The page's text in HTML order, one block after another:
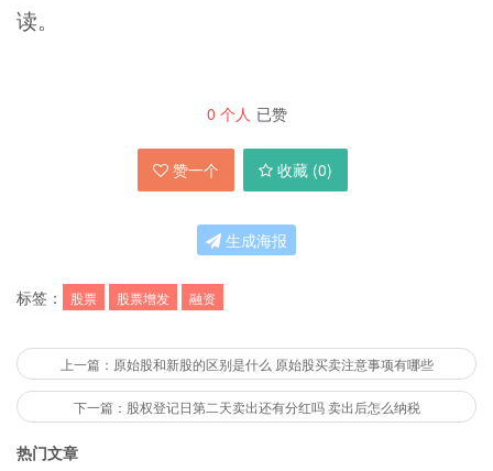
读。
0 个人 已赞
赞一个 收藏 (0)
生成海报
标签： 股票 股票增发 融资
上一篇：原始股和新股的区别是什么 原始股买卖注意事项有哪些
下一篇：股权登记日第二天卖出还有分红吗 卖出后怎么纳税
热门文章